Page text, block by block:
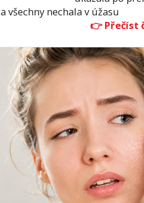
a všechny nechala v úžasu